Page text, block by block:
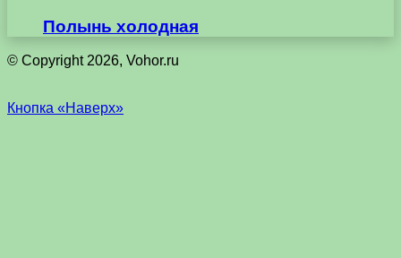
Полынь холодная
© Copyright 2026, Vohor.ru
Кнопка «Наверх»